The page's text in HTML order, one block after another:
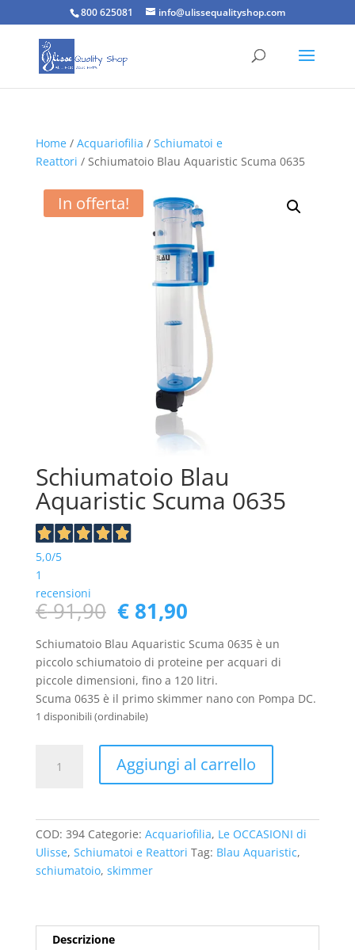
800 625081 info@ulissequalityshop.com
Home/ Acquariofilia / Schiumatoi e
Reattori / Schiumatoio Blau Aquaristic Scuma 0635
In offerta!
Schiumatoio Blau
Aquaristic Scuma 0635
5,0/5
1
recensioni
€91,90 Il
prezzo
originale
era:
€ 91,90.
€81,90Il
attuale
è:
€ 81,90.
Schiumatoio Blau Aquaristic Scuma 0635 è un
piccolo schiumatoio di proteine per acquari di
piccole dimensioni, fino a 120 litri.
Scuma 0635 è il primo skimmer nano con Pompa DC.
1 disponibili (ordinabile)
quantità
Aggiungi al carrello
COD: 394 Categorie: Acquariofilia, Le OCCASIONI di
Ulisse, Schiumatoi e Reattori Tag: Blau Aquaristic,
schiumatoio, skimmer
Descrizione